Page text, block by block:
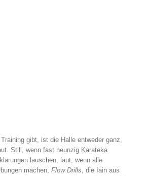
gibt, ist die Halle entweder ganz,
Still, wenn fast neunzig Karateka
lauschen, laut, wenn alle
machen, Flow Drills, die Iain aus